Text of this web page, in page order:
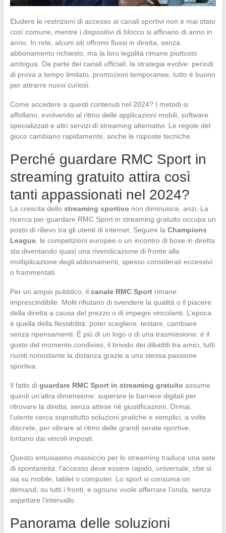
Eludere le restrizioni di accesso ai canali sportivi non è mai stato
così comune, mentre i dispositivi di blocco si affinano di anno in
anno. In rete, alcuni siti offrono flussi in diretta, senza
abbonamento richiesto, ma la loro legalità rimane piuttosto
ambigua. Da parte dei canali ufficiali, la strategia evolve: periodi
di prova a tempo limitato, promozioni temporanee, tutto è buono
per attrarre nuovi curiosi.
Come accedere a questi contenuti nel 2024? I metodi si
affollano, evolvendo al ritmo delle applicazioni mobili, software
specializzati e altri servizi di streaming alternativi. Le regole del
gioco cambiano rapidamente, anche le risposte tecniche.
Perché guardare RMC Sport in
streaming gratuito attira così
tanti appassionati nel 2024?
La crescita dello streaming sportivo non diminuisce, anzi. La
ricerca per guardare RMC Sport in streaming gratuito occupa un
posto di rilievo tra gli utenti di internet. Seguire la Champions
League, le competizioni europee o un incontro di boxe in diretta
sta diventando quasi una rivendicazione di fronte alla
moltiplicazione degli abbonamenti, spesso considerati eccessivi
o frammentati.
Per un ampio pubblico, il canale RMC Sportrimane
imprescindibile. Molti rifiutano di svendere la qualità o il piacere
della diretta a causa del prezzo o di impegni vincolanti. L’epoca
è quella della flessibilità: poter scegliere, testare, cambiare
senza ripensamenti. È più di un logo o di una trasmissione: è il
gusto del momento condiviso, il brivido dei dibattiti tra amici, tutti
riuniti nonostante la distanza grazie a una stessa passione
sportiva.
Il fatto di guardare RMC Sport in streaming gratuito assume
quindi un’altra dimensione: superare le barriere digitali per
ritrovare la diretta, senza attese né giustificazioni. Ormai,
l’utente cerca soprattutto soluzioni pratiche e semplici, a volte
discrete, per vibrare al ritmo delle grandi serate sportive,
lontano dai vincoli imposti.
Questo entusiasmo massiccio per lo streaming traduce una sete
di spontaneità: l’accesso deve essere rapido, universale, che si
sia su mobile, tablet o computer. Lo sport si consuma on
demand, su tutti i fronti, e ognuno vuole afferrare l’onda, senza
aspettare l’intervallo.
Panorama delle soluzioni